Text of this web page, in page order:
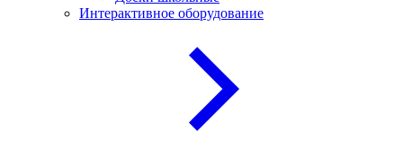
Интерактивное оборудование